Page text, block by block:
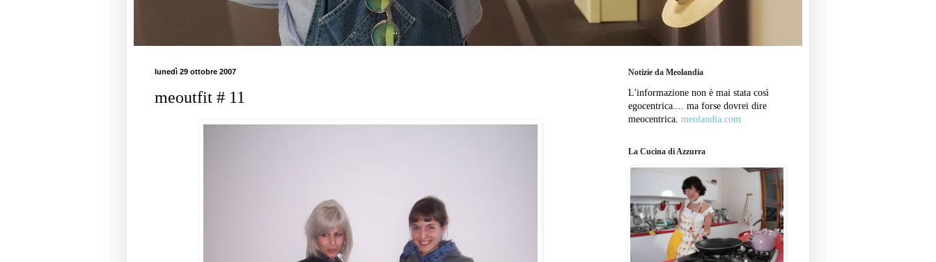
lunedì 29 ottobre 2007
meoutfit # 11
Notizie da Meolandia
L'informazione non è mai stata così
egocentrica.... ma forse dovrei dire
meocentrica. meolandia.com
La Cucina di Azzurra